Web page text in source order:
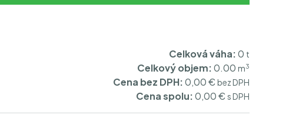
Celková váha:0 t
Celkový objem:0.00 m3
Cena bez DPH:0,00€bez DPH
Cena spolu:0,00€s DPH